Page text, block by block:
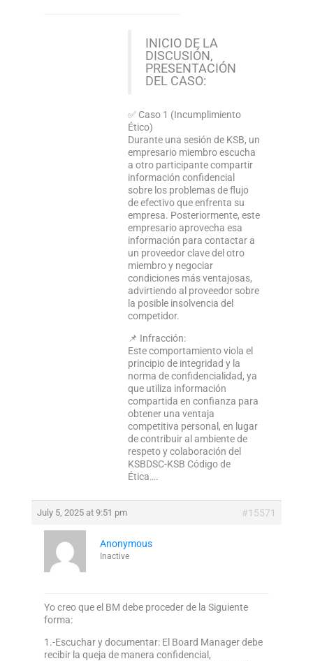
INICIO DE LA
DISCUSIÓN,
PRESENTACIÓN
DEL CASO:
✅ Caso 1 (Incumplimiento
Ético)
Durante una sesión de KSB, un
empresario miembro escucha
a otro participante compartir
información confidencial
sobre los problemas de flujo
de efectivo que enfrenta su
empresa. Posteriormente, este
empresario aprovecha esa
información para contactar a
un proveedor clave del otro
miembro y negociar
condiciones más ventajosas,
advirtiendo al proveedor sobre
la posible insolvencia del
competidor.
📌 Infracción:
Este comportamiento viola el
principio de integridad y la
norma de confidencialidad, ya
que utiliza información
compartida en confianza para
obtener una ventaja
competitiva personal, en lugar
de contribuir al ambiente de
respeto y colaboración del
KSBDSC-KSB Código de
Ética….
July 5, 2025 at 9:51 pm #15571
Anonymous
Inactive
Yo creo que el BM debe proceder de la Siguiente
forma:
1.-Escuchar y documentar: El Board Manager debe
recibir la queja de manera confidencial,